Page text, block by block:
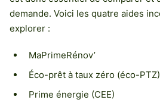
demande. Voici les quatre aides
explorer :
MaPrimeRénov’
Éco-prêt à taux zéro (éco-PTZ)
Prime énergie (CEE)